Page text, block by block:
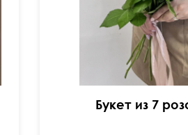
Букет из 7